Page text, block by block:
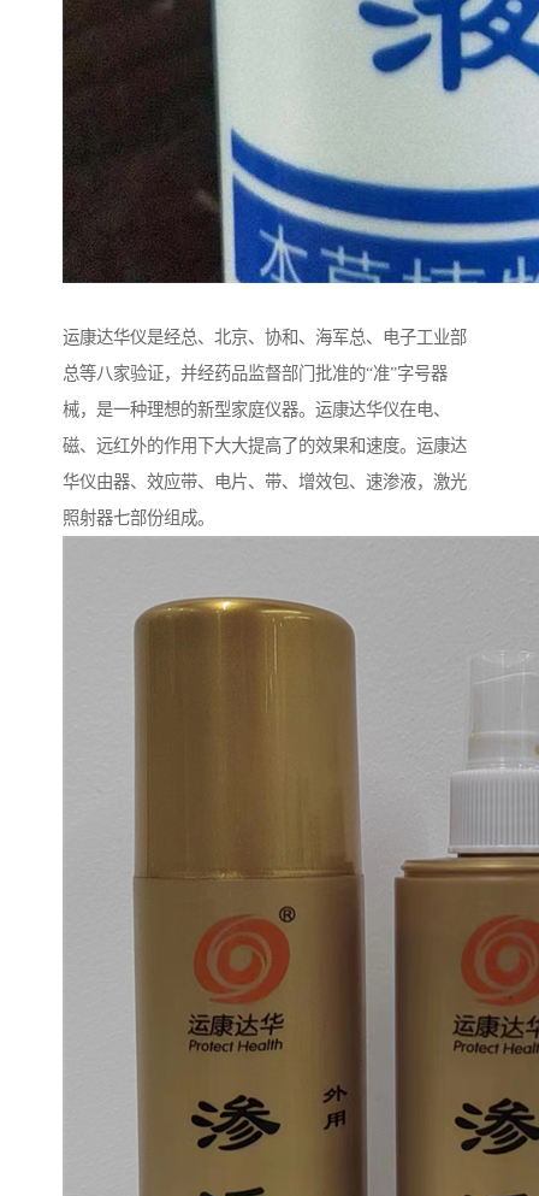
运康达华仪是经总、北京、协和、海军总、电子工业部
总等八家验证，并经药品监督部门批准的“准”字号器
械，是一种理想的新型家庭仪器。运康达华仪在电、
磁、远红外的作用下大大提高了的效果和速度。运康达
华仪由器、效应带、电片、带、增效包、速渗液，激光
照射器七部份组成。